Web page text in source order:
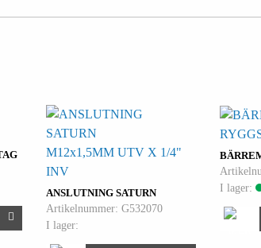
ANSLUTNING SATURN
M12x1,5MM UTV X 1/4"
INV
Artikelnummer: G532070
I lager:
I lager: